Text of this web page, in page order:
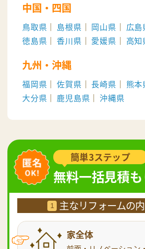
簡単3ステップ
無料一括見積
1 主なリフォームの
家全体
中国・四国
鳥取県 島根県 岡山県 広島
徳島県
香川県 愛媛県 高知
九州・沖縄
福岡県 佐賀県 長崎県 熊本
大分県
鹿児島県 沖縄県